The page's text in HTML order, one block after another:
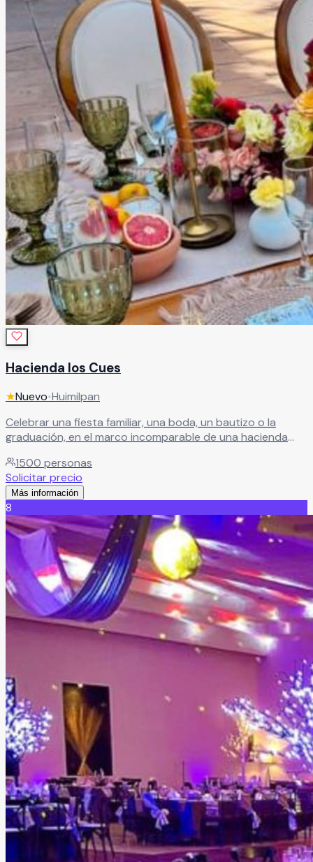
Hacienda los Cues
★Nuevo•Huimilpan
Celebrar una fiesta familiar, una boda, un bautizo o la
graduación, en el marco incomparable de una hacienda
espacios desde 150 personas,450 o hasta 1500.
1500 personas
Solicitar precio
Más información
8